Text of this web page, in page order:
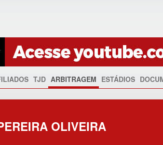
TJD ARBITRAGEM ESTÁDIOS
OLIVEIRA